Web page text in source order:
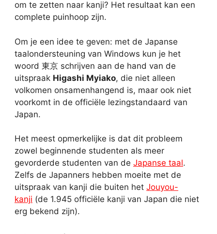
om te zetten naar kanji? Het resultaat kan een
complete puinhoop zijn.
Om je een idee te geven: met de Japanse
taalondersteuning van Windows kun je het
woord 東京 schrijven aan de hand van de
uitspraak Higashi Myiako, die niet alleen
volkomen onsamenhangend is, maar ook niet
voorkomt in de officiële lezingstandaard van
Japan.
Het meest opmerkelijke is dat dit probleem
zowel beginnende studenten als meer
gevorderde studenten van de Japanse taal.
Zelfs de Japanners hebben moeite met de
uitspraak van kanji die buiten het Jouyou-
kanji (de 1.945 officiële kanji van Japan die niet
erg bekend zijn).